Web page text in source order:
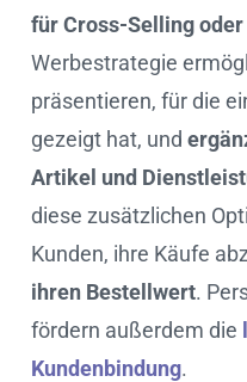
für Cross-Selling
Werbestrategie
präsentieren, für die
gezeigt hat, und
Artikel und
diese zusätzlichen
Kunden, ihre Käufe
ihren Bestellwert.
fördern außerdem die
Kundenbindung.